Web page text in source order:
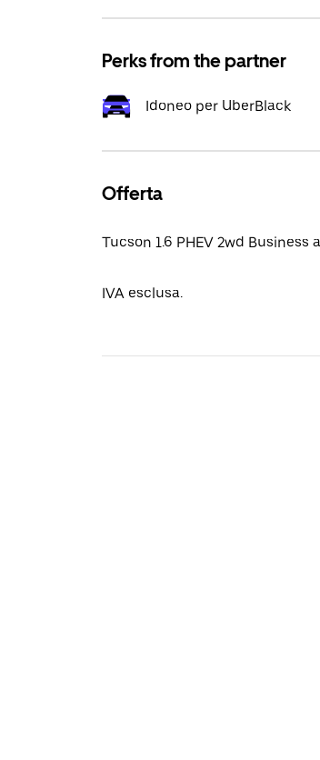
Perks from the partner
Idoneo per UberBlack
Offerta
Tucson 1.6 PHEV 2wd
IVA esclusa.